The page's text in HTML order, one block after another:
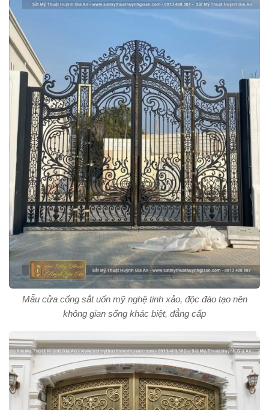
Mẫu cửa cổng sắt uốn mỹ nghệ tinh xảo, độc đáo tạo nên
không gian sống khác biệt, đẳng cấp